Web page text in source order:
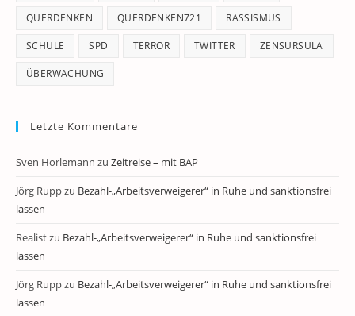
QUERDENKEN QUERDENKEN721 RASSISMUS
SCHULE SPD TERROR TWITTER ZENSURSULA
ÜBERWACHUNG
Letzte Kommentare
Sven Horlemann zu Zeitreise – mit BAP
Jörg Ruppzu Bezahl-„Arbeitsverweigerer“ in Ruhe und sanktionsfrei
lassen
Realistzu Bezahl-„Arbeitsverweigerer“ in Ruhe und sanktionsfrei
lassen
Jörg Ruppzu Bezahl-„Arbeitsverweigerer“ in Ruhe und sanktionsfrei
lassen